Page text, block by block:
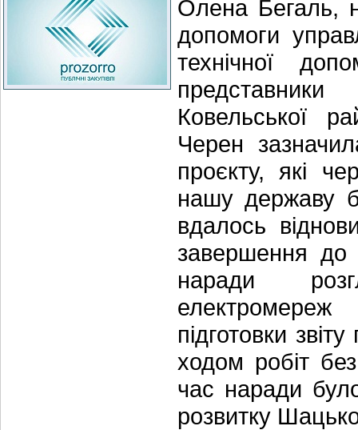
Олена Бегаль,
допомоги
технічної
Ковельської
Черен
проєкту, які
нашу державу
вдалось
завершення до
наради
електромереж
підготовки
ходом робіт
час наради
розвитку